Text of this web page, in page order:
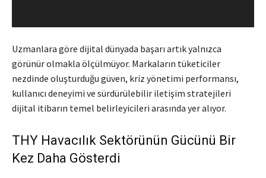
Uzmanlara göre dijital dünyada başarı artık yalnızca
görünür olmakla ölçülmüyor. Markaların tüketiciler
nezdinde oluşturduğu güven, kriz yönetimi performansı,
kullanıcı deneyimi ve sürdürülebilir iletişim stratejileri
dijital itibarın temel belirleyicileri arasında yer alıyor.
THY Havacılık Sektörünün Gücünü Bir
Kez Daha Gösterdi